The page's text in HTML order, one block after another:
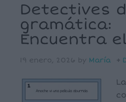
Detectives
gramática:
Encuentra
19 enero, 2026 by María